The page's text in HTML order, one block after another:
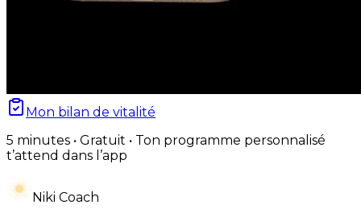
Mon bilan de vitalité
5 minutes • Gratuit • Ton programme personnalisé
t’attend dans l’app
Niki Coach